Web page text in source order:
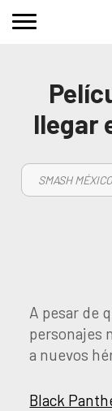
llegar
SMASH
A pesar de
personajes
a nuevos
Black